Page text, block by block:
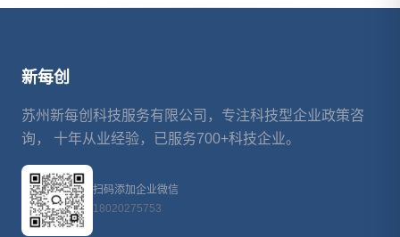
新每创
苏州新每创科技服务有限公司，专注科技型企业政策咨
询， 十年从业经验，已服务700+科技企业。
扫码添加企业微信
18020275753